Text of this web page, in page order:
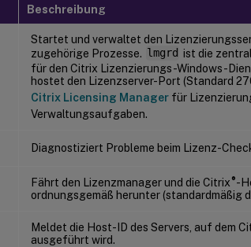
Beschreibung
Startet und verwaltet den
zugehörige Prozesse. lmgrd ist die
für den Citrix Lizenzierungs-Windows-
hostet den Lizenzserver-Port (Standard
Citrix Licensing Manager für
Verwaltungsaufgaben.
Diagnostiziert Probleme beim Lizenz-
Fährt den Lizenzmanager und die Citrix®-
ordnungsgemäß herunter (standardmäßig
Meldet die Host-ID des Servers, auf dem
ausgeführt wird.